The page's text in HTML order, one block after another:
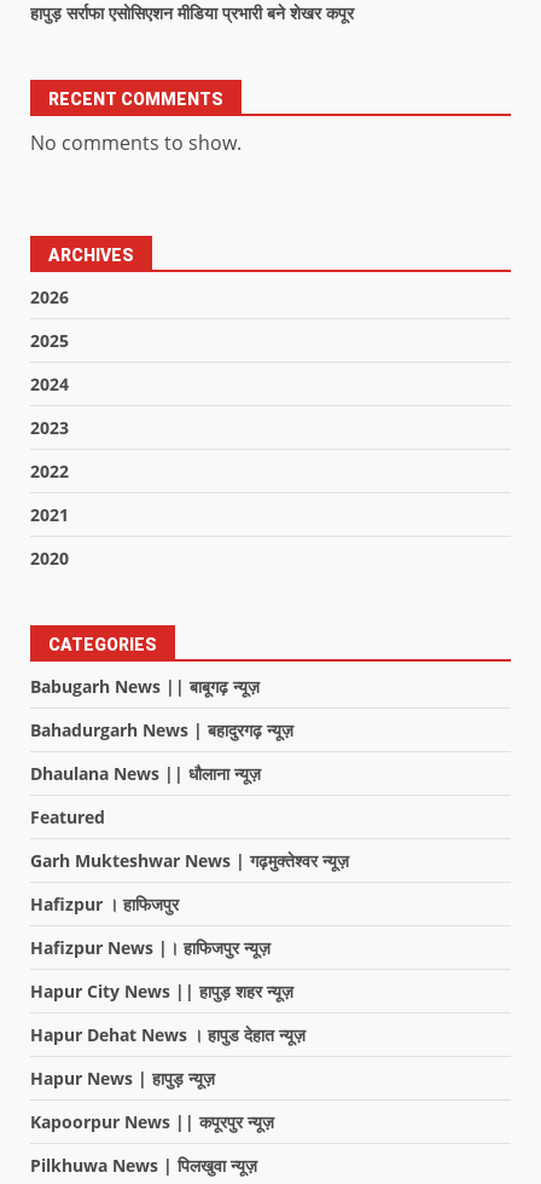
हापुड़ सर्राफा एसोसिएशन मीडिया प्रभारी बने शेखर कपूर
RECENT COMMENTS
No comments to show.
ARCHIVES
2026
2025
2024
2023
2022
2021
2020
CATEGORIES
Babugarh News || बाबूगढ़ न्यूज़
Bahadurgarh News | बहादुरगढ़ न्यूज़
Dhaulana News || धौलाना न्यूज़
Featured
Garh Mukteshwar News | गढ़मुक्तेश्वर न्यूज़
Hafizpur । हाफिजपुर
Hafizpur News |। हाफिजपुर न्यूज़
Hapur City News || हापुड़ शहर न्यूज़
Hapur Dehat News । हापुड देहात न्यूज़
Hapur News | हापुड़ न्यूज़
Kapoorpur News || कपूरपुर न्यूज़
Pilkhuwa News | पिलखुवा न्यूज़